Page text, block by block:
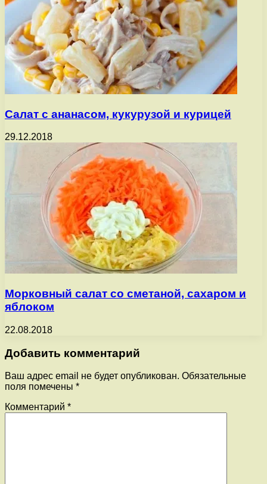
Салат с ананасом, кукурузой и курицей
29.12.2018
Морковный салат со сметаной, сахаром и
яблоком
22.08.2018
Добавить комментарий
Ваш адрес email не будет опубликован. Обязательные
поля помечены *
Комментарий *